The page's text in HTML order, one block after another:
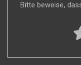
Bitte beweise,